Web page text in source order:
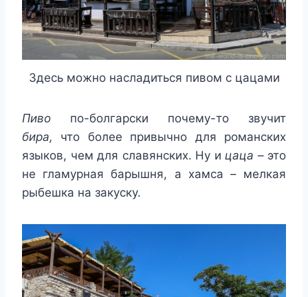
Здесь можно насладиться пивом с цацами
Пиво по-болгарски почему-то звучит
бира, что более привычно для романских
языков, чем для славянских. Ну и цаца – это
не гламурная барышня, а хамса – мелкая
рыбешка на закуску.